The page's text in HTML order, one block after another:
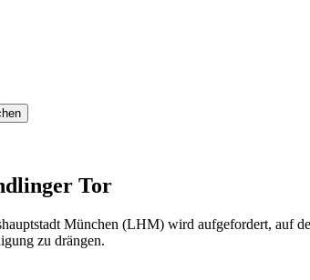
Tor
München (LHM) wird aufgefordert, auf
zu drängen.